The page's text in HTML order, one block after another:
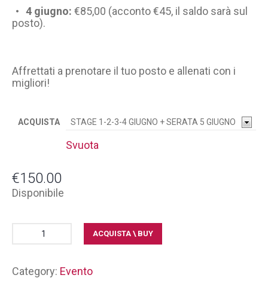
4 giugno: €85,00 (acconto €45, il saldo sarà sul
posto).
Affrettati a prenotare il tuo posto e allenati con i
migliori!
ACQUISTA
Svuota
€150.00
Disponibile
ACQUISTA \ BUY
Category: Evento